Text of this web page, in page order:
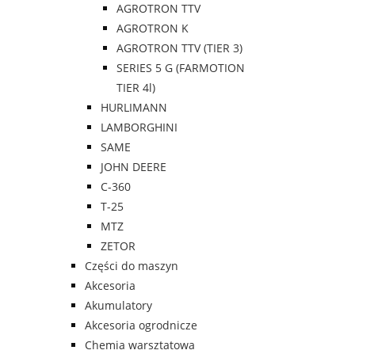
AGROTRON TTV
AGROTRON K
AGROTRON TTV (TIER 3)
SERIES 5 G (FARMOTION
TIER 4l)
HURLIMANN
LAMBORGHINI
SAME
JOHN DEERE
C-360
T-25
MTZ
ZETOR
Części do maszyn
Akcesoria
Akumulatory
Akcesoria ogrodnicze
Chemia warsztatowa